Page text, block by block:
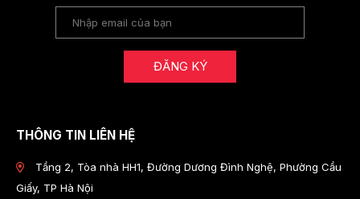
ĐĂNG KÝ
THÔNG TIN LIÊN HỆ
Tầng 2, Tòa nhà HH1, Đường Dương Đình Nghệ, Phường Cầu
Giấy, TP Hà Nội